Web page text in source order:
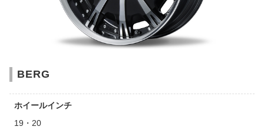
BERG
ホイールインチ
19・20